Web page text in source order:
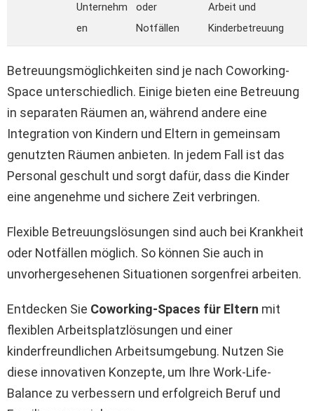
Unternehm
en
oder
Notfällen
Arbeit und
Kinderbetreuung
Betreuungsmöglichkeiten sind je nach Coworking-
Space unterschiedlich. Einige bieten eine Betreuung
in separaten Räumen an, während andere eine
Integration von Kindern und Eltern in gemeinsam
genutzten Räumen anbieten. In jedem Fall ist das
Personal geschult und sorgt dafür, dass die Kinder
eine angenehme und sichere Zeit verbringen.
Flexible Betreuungslösungen sind auch bei Krankheit
oder Notfällen möglich. So können Sie auch in
unvorhergesehenen Situationen sorgenfrei arbeiten.
Entdecken Sie Coworking-Spaces für Eltern mit
flexiblen Arbeitsplatzlösungen und einer
kinderfreundlichen Arbeitsumgebung. Nutzen Sie
diese innovativen Konzepte, um Ihre Work-Life-
Balance zu verbessern und erfolgreich Beruf und